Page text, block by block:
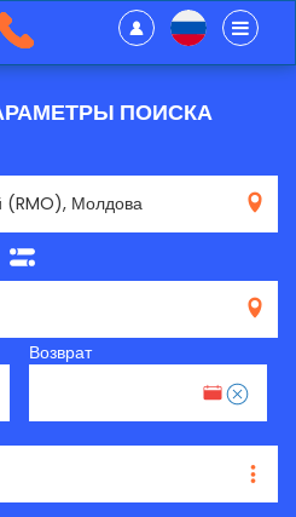
ПОИСКА
Возврат